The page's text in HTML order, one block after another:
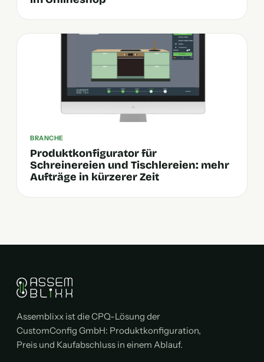
BRANCHE
Produktkonfigurator für
Schreinereien und Tischlereien: mehr
Aufträge in kürzerer Zeit
Assemblixx ist die CPQ-Lösung der
CustomConfig GmbH: Produktkonfiguration,
Preis und Kaufabschluss in einem Ablauf.